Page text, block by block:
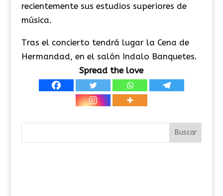
recientemente sus estudios superiores de
música.
Tras el concierto tendrá lugar la Cena de
Hermandad, en el salón Indalo Banquetes.
Spread the love